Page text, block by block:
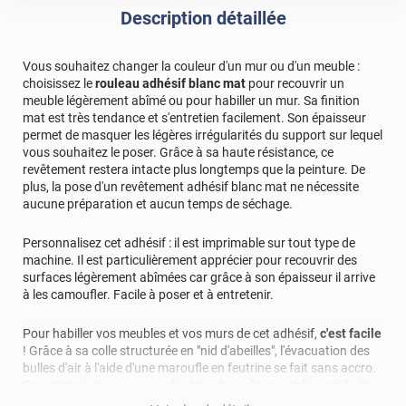
Bonjour, Merci pour votre évaluation positive ! Nous
expérience avec Luminis Films. La satisfaction de nos
clients est notre priorité absolue, et nous sommes
ravis de constater que nous avons pu répondre à vos
attentes. Cordialement, L'équipe Luminis Films
*****
Il y a 1094 jours
Il est de bonne qualité.je l'utilise pour ma cuisine.
Le résultat est parfait, le mise en forme s'est parfaitement
adapté au arrondi. excellent produit
*****
Il y a 1214 jours
meubles de mon van qui étaient rouges pompier d origine.
Super résultat et couvrant à 100%
*****
Il y a 1453 jours
Description détaillée
Vous souhaitez changer la couleur d'un mur ou d'un meuble :
choisissez lerouleau adhésif blanc mat pour recouvrir un
meuble légèrement abîmé ou pour habiller un mur. Sa finition
mat est très tendance et s'entretien facilement. Son épaisseur
permet de masquer les légères irrégularités du support sur lequel
vous souhaitez le poser. Grâce à sa haute résistance, ce
revêtement restera intacte plus longtemps que la peinture. De
plus, la pose d'un revêtement adhésif blanc mat ne nécessite
aucune préparation et aucun temps de séchage.
Personnalisez cet adhésif : il est imprimable sur tout type de
machine. Il est particulièrement apprécier pour recouvrir des
surfaces légèrement abîmées car grâce à son épaisseur il arrive
à les camoufler. Facile à poser et à entretenir.
Pour habiller vos meubles et vos murs de cet adhésif, c'est facile
! Grâce à sa colle structurée en "nid d'abeilles", l'évacuation des
bulles d'air à l'aide d'une maroufle en feutrine se fait sans accro.
rapide et simple qui ne nécessite aucun travaux. De plus, ce